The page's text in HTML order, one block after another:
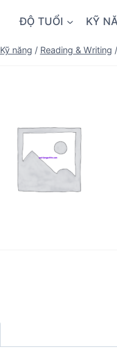
ĐỘ TUỔI KỸ
Kỹ năng / Reading & Writing /